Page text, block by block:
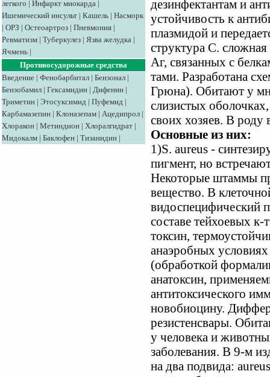
легкого | Инфаркт миокарда |
Ишемический инсульт | Кашель | Насморк
| ОРЗ | Остеоартроз | Пневмония |
Ревматизм | Туберкулез | Язва желудка |
Ячмень |
Противосудорожные средства
Введение | Фенобарбитал | Бензонал |
Бензобамил | Гексамидин | Дифенин |
Триметин | Этосуксимид | Пуфемид |
Карбамазепин | Клоназепам | Ацедипрол |
Хлоракон | Метиндион | Хлоралгидрат |
Мидокалм | Баклофен | Тизанидин |
дезинфектантам и
устойчивость к
плазмидой и
структура С.
Аг, связанных с
тами. Разработана
Грюна). Обитают у
слизистых
своих хозяев. В роду
Основные из них:
1)S. aureus -
пигмент, но
Некоторые штаммы
вещество. В
видоспецифический
составе тейхоевых к-
токсин,
анаэробных
(обработкой
анатоксин,
антитоксического
новобиоцину.
резистенсвары.
у человека и
заболевания. В 9-м
на два подвида: